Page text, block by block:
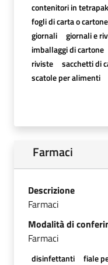
contenitori in tetrapak
fogli di carta o cartone
giornali
giornali e
imballaggi di cartone
riviste
sacchetti di
scatole per alimenti
Farmaci
Descrizione
Farmaci
Modalità di
Farmaci
disinfettanti fiale